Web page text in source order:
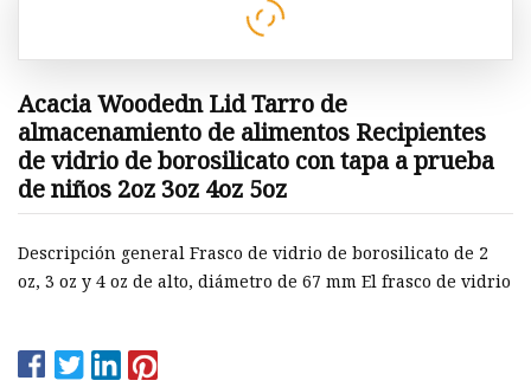
Acacia Woodedn Lid Tarro de
almacenamiento de alimentos Recipientes
de vidrio de borosilicato con tapa a prueba
de niños 2oz 3oz 4oz 5oz
Descripción general Frasco de vidrio de borosilicato de 2
oz, 3 oz y 4 oz de alto, diámetro de 67 mm El frasco de vidrio